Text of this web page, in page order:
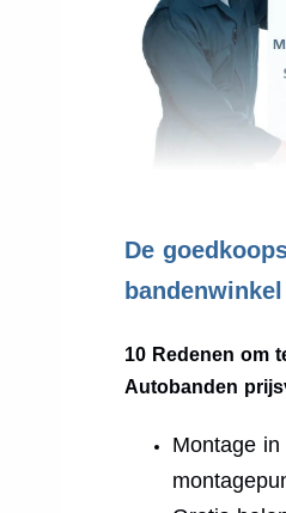
De
10 Redenen om
Autobanden
Montage